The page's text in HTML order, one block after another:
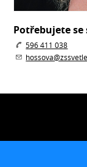
Potřebujete
596 411 038